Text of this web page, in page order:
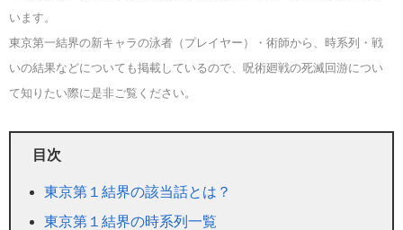
います。
東京第一結界の新キャラの泳者（プレイヤー）・術師から、時系列・戦
いの結果などについても掲載しているので、呪術廻戦の死滅回游につい
て知りたい際に是非ご覧ください。
目次
東京第１結界の該当話とは？
東京第１結界の時系列一覧